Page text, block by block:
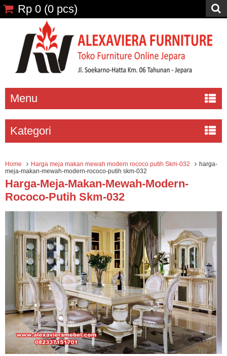
Rp 0 (0 pcs)
Menu
Kategori
Home Harga meja makan mewah modern rococo putih Skm-032
harga-
meja-makan-mewah-modern-rococo-putih skm-032
Harga-Meja-Makan-Mewah-Modern-
Rococo-Putih Skm-032